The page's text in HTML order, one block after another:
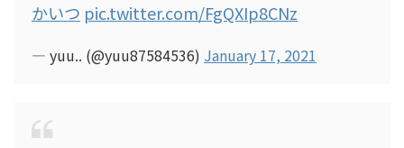
かいつ pic.twitter.com/FgQXIp8CNz
— yuu.. (@yuu87584536) January 17, 2021